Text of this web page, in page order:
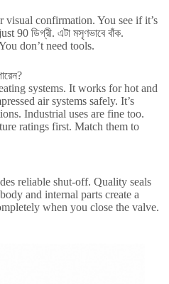
visual confirmation.You see if it’s
90 ডিগ্রী. এটা মসৃণভাবে বাঁক.
don’t need tools.
systems.It works for hot and
air systems safely.It’s
.Industrial uses are fine too.
ratings first.Match them to
reliable shut-off.Quality seals
and internal parts create a
when you close the valve.